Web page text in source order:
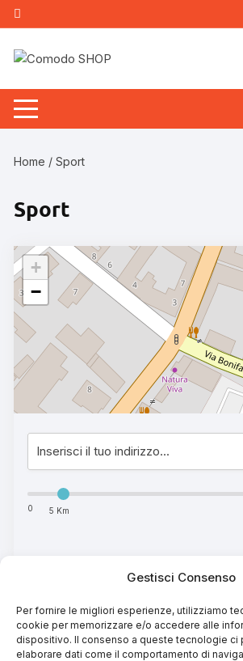
Gestisci Consenso
Per fornire le migliori esperienze, utilizziamo
cookie per memorizzare e/o accedere alle
dispositivo. Il consenso a queste tecnologie ci
elaborare dati come il comportamento di
Vai
al
contenuto
Home / Sport
Sport
+
−
0 5 Km
Attrezzature Sportive